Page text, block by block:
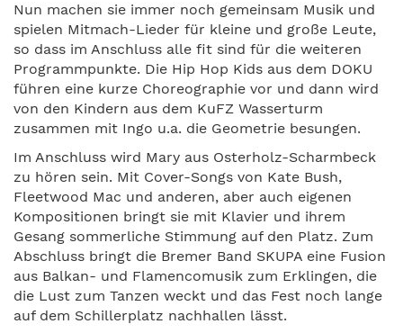
Nun machen sie immer noch gemeinsam Musik und
spielen Mitmach-Lieder für kleine und große Leute,
so dass im Anschluss alle fit sind für die weiteren
Programmpunkte. Die Hip Hop Kids aus dem DOKU
führen eine kurze Choreographie vor und dann wird
von den Kindern aus dem KuFZ Wasserturm
zusammen mit Ingo u.a. die Geometrie besungen.
Im Anschluss wird Mary aus Osterholz-Scharmbeck
zu hören sein. Mit Cover-Songs von Kate Bush,
Fleetwood Mac und anderen, aber auch eigenen
Kompositionen bringt sie mit Klavier und ihrem
Gesang sommerliche Stimmung auf den Platz. Zum
Abschluss bringt die Bremer Band SKUPA eine Fusion
aus Balkan- und Flamencomusik zum Erklingen, die
die Lust zum Tanzen weckt und das Fest noch lange
auf dem Schillerplatz nachhallen lässt.